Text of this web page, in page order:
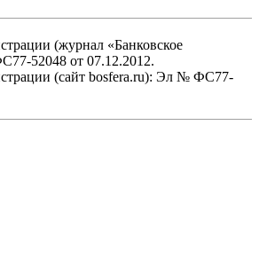
(журнал «Банковское
52048 от 07.12.2012.
(сайт bosfera.ru): Эл № ФС77-